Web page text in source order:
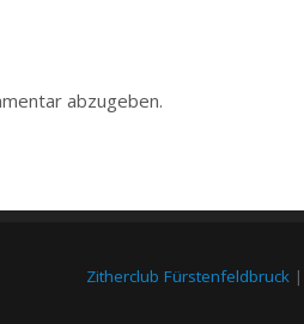
abzugeben.
Zitherclub Fürstenfeldbruck|